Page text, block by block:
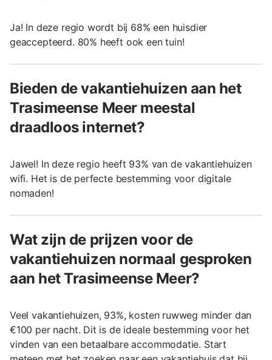
Ja! In deze regio wordt bij 68% een huisdier
geaccepteerd. 80% heeft ook een tuin!
Bieden de vakantiehuizen aan het
Trasimeense Meer meestal
draadloos internet?
Jawel! In deze regio heeft 93% van de vakantiehuizen
wifi. Het is de perfecte bestemming voor digitale
nomaden!
Wat zijn de prijzen voor de
vakantiehuizen normaal gesproken
aan het Trasimeense Meer?
Veel vakantiehuizen, 93%, kosten ruwweg minder dan
€100 per nacht. Dit is de ideale bestemming voor het
vinden van een betaalbare accommodatie. Start